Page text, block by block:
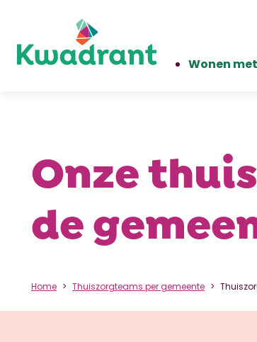
Wonen
Onze
de
Home Thuiszorgteams per gemeente